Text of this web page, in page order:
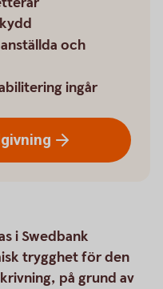
och
ingår
i Swedbank
trygghet för den
på grund av